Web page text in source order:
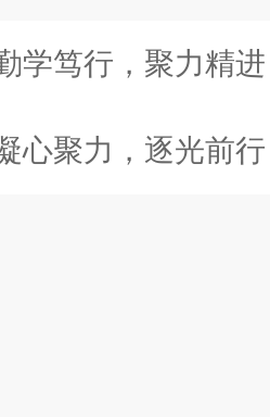
学笃行，聚力精进｜朝辉营
心聚力，逐光前行｜团建